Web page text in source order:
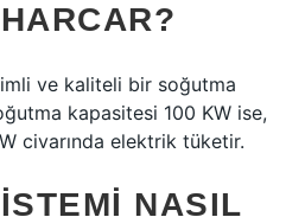
ve kaliteli bir soğutma
kapasitesi 100 KW ise,
civarında elektrik tüketir.
NASIL